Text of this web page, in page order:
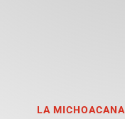
LA MICHOACANA